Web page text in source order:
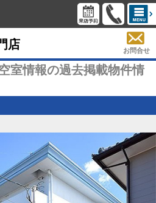
店 お問合せ
室情報の過去掲載物件情